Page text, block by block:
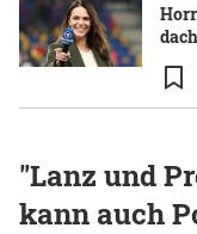
"Lanz und
kann auch